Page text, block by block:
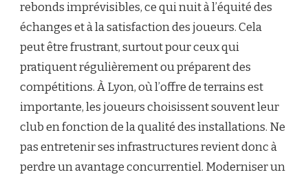
rebonds imprévisibles, ce qui nuit à l’équité des
échanges et à la satisfaction des joueurs. Cela
peut être frustrant, surtout pour ceux qui
pratiquent régulièrement ou préparent des
compétitions. À Lyon, où l’offre de terrains est
importante, les joueurs choisissent souvent leur
club en fonction de la qualité des installations. Ne
pas entretenir ses infrastructures revient donc à
perdre un avantage concurrentiel. Moderniser un